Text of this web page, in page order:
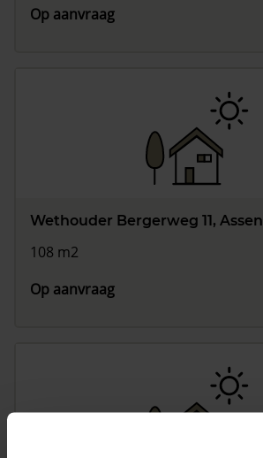
Op aanvraag
Wethouder Bergerweg 11, Assen
108 m2
Op aanvraag